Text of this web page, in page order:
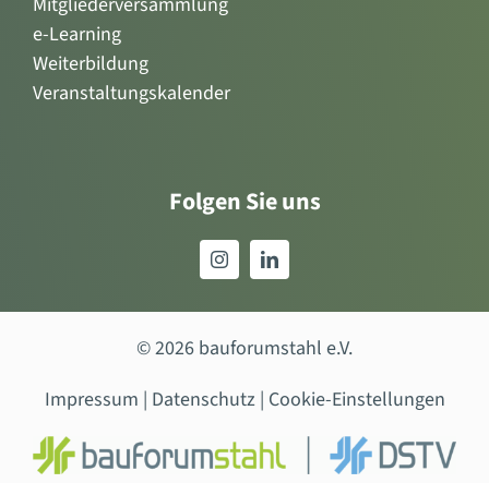
e-Learning
Weiterbildung
Veranstaltungskalender
Folgen Sie uns
© 2026 bauforumstahl e.V.
Impressum | Datenschutz| Cookie-Einstellungen